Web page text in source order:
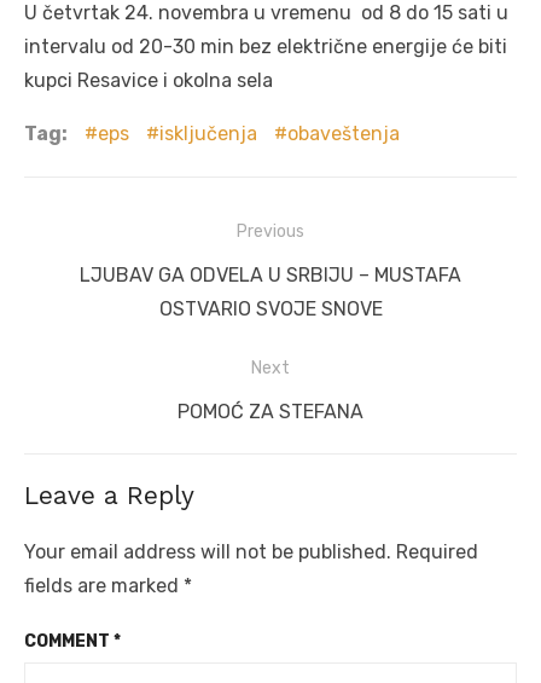
U četvrtak 24. novembra u vremenu od 8 do 15 sati u
intervalu od 20-30 min bez električne energije će biti
kupci Resavice i okolna sela
Tag: eps isključenja obaveštenja
navigation
Previous
PreviousLJUBAV GA ODVELA U SRBIJU – MUSTAFA
OSTVARIO SVOJE SNOVE
Next
Next
POMOĆ ZA STEFANA
Leave a Reply
Your email address will not be published. Required
fields are marked *
COMMENT *